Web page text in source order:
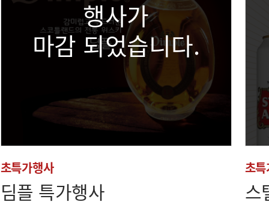
행사가
마감 되었습니다.
초특가행사
딤플 특가행사
초특
스